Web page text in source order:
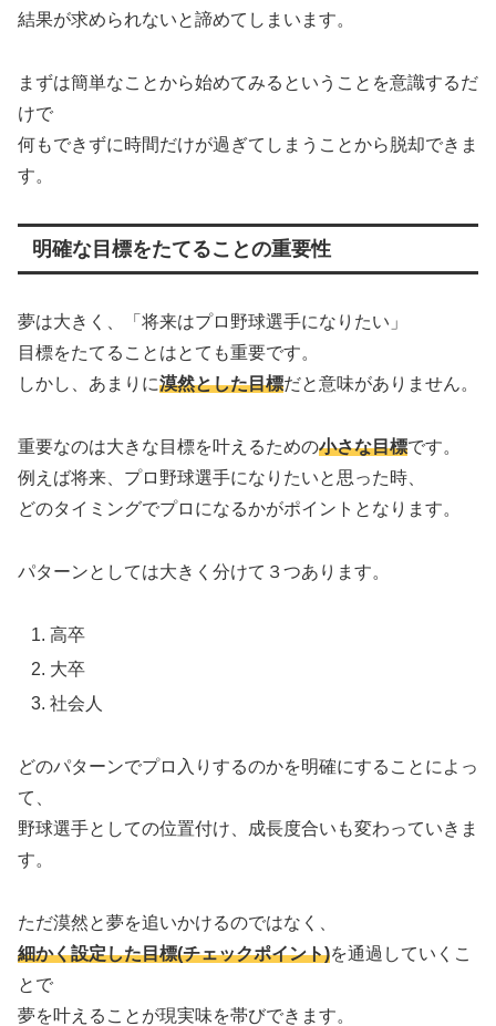
結果が求められないと諦めてしまいます。
まずは簡単なことから始めてみるということを意識するだ
けで
何もできずに時間だけが過ぎてしまうことから脱却できま
す。
明確な目標をたてることの重要性
夢は大きく、「将来はプロ野球選手になりたい」
目標をたてることはとても重要です。
しかし、あまりに漠然とした目標だと意味がありません。
重要なのは大きな目標を叶えるための小さな目標です。
例えば将来、プロ野球選手になりたいと思った時、
どのタイミングでプロになるかがポイントとなります。
パターンとしては大きく分けて３つあります。
高卒
大卒
社会人
どのパターンでプロ入りするのかを明確にすることによっ
て、
野球選手としての位置付け、成長度合いも変わっていきま
す。
ただ漠然と夢を追いかけるのではなく、
細かく設定した目標(チェックポイント)を通過していくこ
とで
夢を叶えることが現実味を帯びできます。